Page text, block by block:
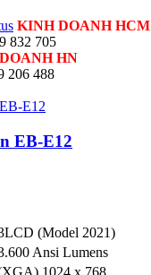
KINH DOANH HCM
832 705
HN
206 488
EB-E12
(Model 2021)
Ansi Lumens